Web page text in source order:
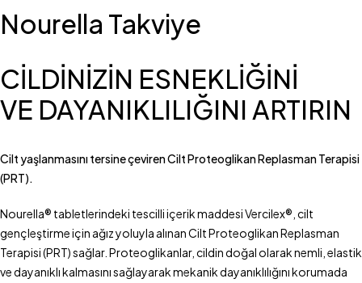
Nourella Takviye
CİLDİNİZİN ESNEKLİĞİNİ
VE DAYANIKLILIĞINI ARTIRIN
Cilt yaşlanmasını tersine çeviren Cilt Proteoglikan Replasman Terapisi
(PRT).
Nourella® tabletlerindeki tescilli içerik maddesi Vercilex®, cilt
gençleştirme için ağız yoluyla alınan Cilt Proteoglikan Replasman
Terapisi (PRT) sağlar. Proteoglikanlar, cildin doğal olarak nemli, elastik
ve dayanıklı kalmasını sağlayarak mekanik dayanıklılığını korumada